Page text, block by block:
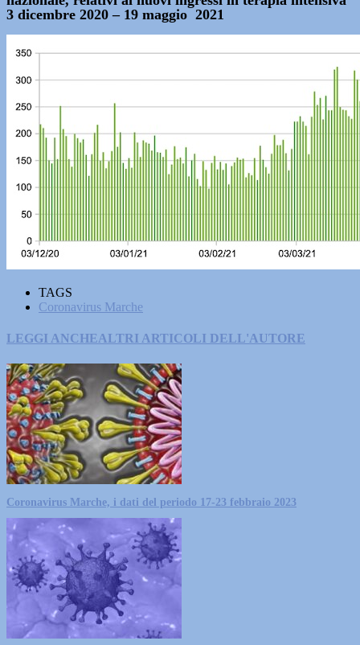
3 dicembre 2020 – 19 maggio 2021
TAGS
Coronavirus Marche
LEGGI ANCHEALTRI ARTICOLI DELL'AUTORE
Coronavirus Marche, i dati del periodo 17-23 febbraio 2023